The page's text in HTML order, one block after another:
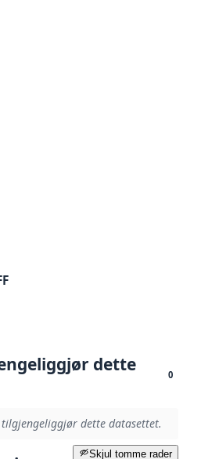
dette
0
dette datasettet.
Skjul tomme rader